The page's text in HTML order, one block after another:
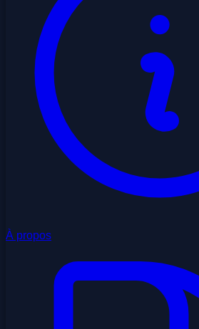
À propos